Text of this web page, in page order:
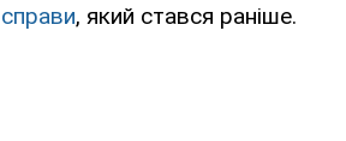
, який стався раніше.